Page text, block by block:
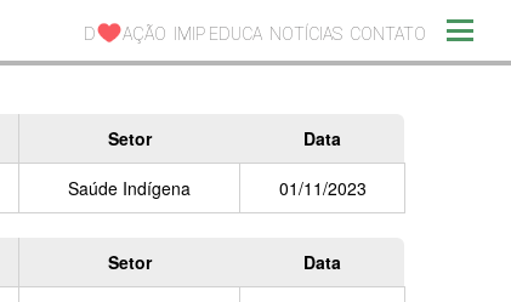
D AÇÃO IMIP EDUCA NOTÍCIAS CONTATO
Setor Data
Saúde Indígena 01/11/2023
Setor Data